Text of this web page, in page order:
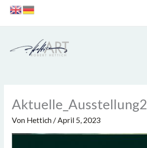
Zum
Aktuelle_Ausstellung2
Von Hettich /April 5, 2023